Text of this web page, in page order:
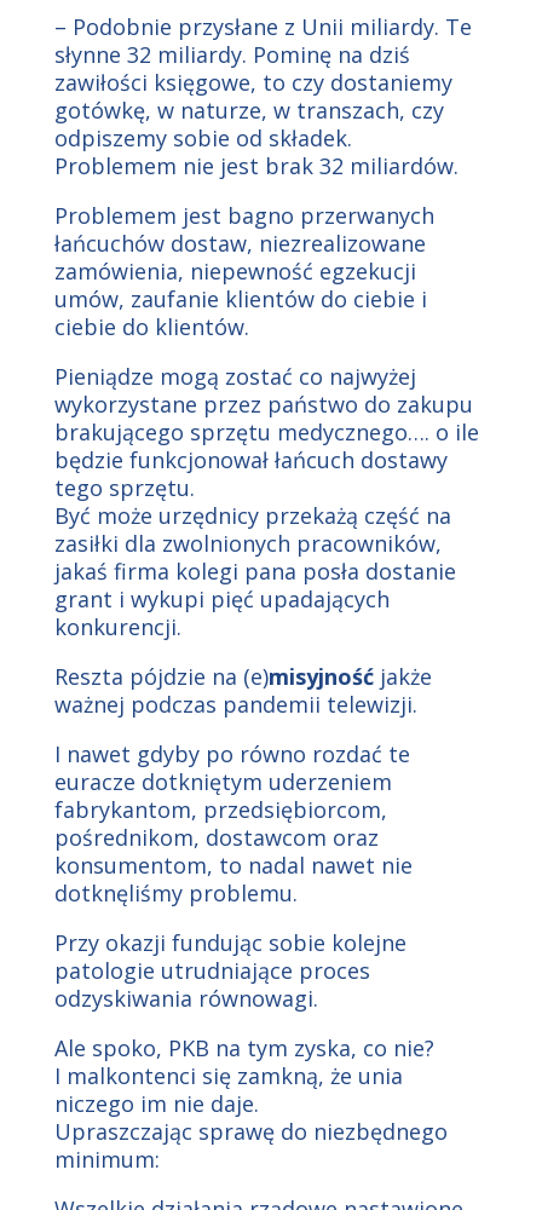
– Podobnie przysłane z Unii miliardy. Te
słynne 32 miliardy. Pominę na dziś
zawiłości księgowe, to czy dostaniemy
gotówkę, w naturze, w transzach, czy
odpiszemy sobie od składek.
Problemem nie jest brak 32 miliardów.
Problemem jest bagno przerwanych
łańcuchów dostaw, niezrealizowane
zamówienia, niepewność egzekucji
umów, zaufanie klientów do ciebie i
ciebie do klientów.
Pieniądze mogą zostać co najwyżej
wykorzystane przez państwo do zakupu
brakującego sprzętu medycznego…. o ile
będzie funkcjonował łańcuch dostawy
tego sprzętu.
Być może urzędnicy przekażą część na
zasiłki dla zwolnionych pracowników,
jakaś firma kolegi pana posła dostanie
grant i wykupi pięć upadających
konkurencji.
Reszta pójdzie na (e)misyjnośćjakże
ważnej podczas pandemii telewizji.
I nawet gdyby po równo rozdać te
euracze dotkniętym uderzeniem
fabrykantom, przedsiębiorcom,
pośrednikom, dostawcom oraz
konsumentom, to nadal nawet nie
dotknęliśmy problemu.
Przy okazji fundując sobie kolejne
patologie utrudniające proces
odzyskiwania równowagi.
Ale spoko, PKB na tym zyska, co nie?
I malkontenci się zamkną, że unia
niczego im nie daje.
Upraszczając sprawę do niezbędnego
minimum: